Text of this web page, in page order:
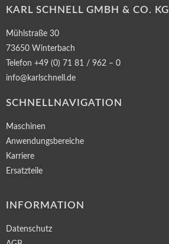
KARL SCHNELL GMBH & CO. KG
Mühlstraße 30
73650 Winterbach
Telefon +49 (0) 71 81 / 962 – 0
info@karlschnell.de
SCHNELLNAVIGATION
Maschinen
Anwendungsbereiche
Karriere
Ersatzteile
INFORMATION
Datenschutz